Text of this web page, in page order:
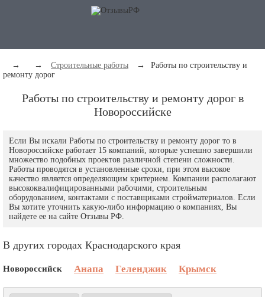
→ → Строительные работы →
Работы по строительству и
ремонту дорог
Работы по строительству и ремонту дорог в
Новороссийске
Если Вы искали Работы по строительству и ремонту дорог то в
Новороссийске работает 15 компаний, которые успешно завершили
множество подобных проектов различной степени сложности.
Работы проводятся в установленные сроки, при этом высокое
качество является определяющим критерием. Компании располагают
высококвалифицированными рабочими, строительным
оборудованием, контактами с поставщиками стройматериалов. Если
Вы хотите уточнить какую-либо информацию о компаниях, Вы
найдете ее на сайте Отзывы РФ.
В других городах Краснодарского края
Новороссийск Анапа Геленджик Крымск